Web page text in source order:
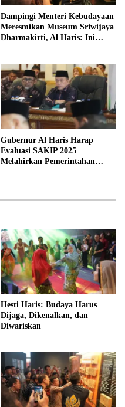
Dampingi Menteri Kebudayaan
Meresmikan Museum Sriwijaya
Dharmakirti, Al Haris: Ini
Gubernur Al Haris Harap
Evaluasi SAKIP 2025
Melahirkan Pemerintahan
Hesti Haris: Budaya Harus
Dijaga, Dikenalkan, dan
Diwariskan